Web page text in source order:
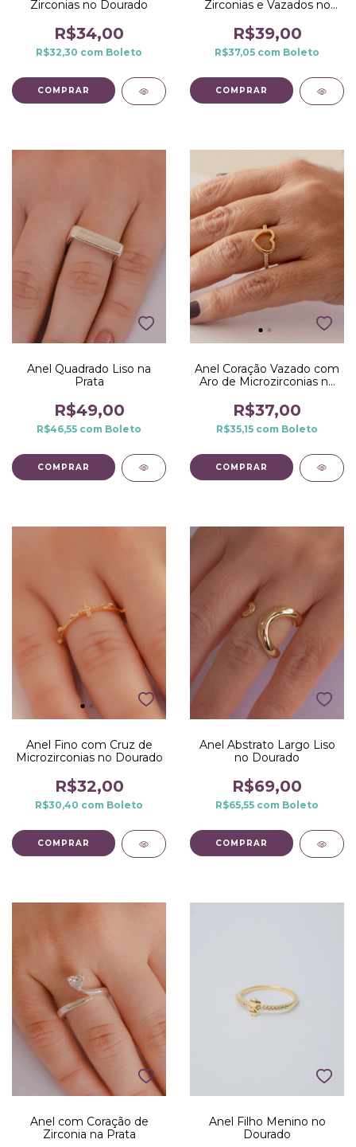
Zirconias no Dourado
R$34,00
R$32,30 com Boleto
COMPRAR
Zirconias e Vazados no
R$39,00
R$37,05 com Boleto
COMPRAR
Anel Quadrado Liso na
Prata
R$49,00
R$46,55 com Boleto
COMPRAR
Anel Coração Vazado com
Aro de Microzirconias no
R$37,00
R$35,15 com Boleto
COMPRAR
Anel Fino com Cruz de
Microzirconias no Dourado
R$32,00
R$30,40 com Boleto
COMPRAR
Anel Abstrato Largo Liso
no Dourado
R$69,00
R$65,55 com Boleto
COMPRAR
Anel com Coração de
Zirconia na Prata
Anel Filho Menino no
Dourado